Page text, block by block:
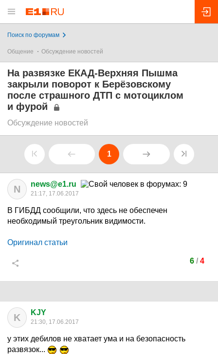
Поиск по форумам
Общение Обсуждение новостей
На развязке ЕКАД-Верхняя Пышма
закрыли поворот к Берёзовскому
после страшного ДТП с мотоциклом
и фурой
Обсуждение новостей
1
N news@e1.ru
21:17, 17.06.2017
В ГИБДД сообщили, что здесь не обеспечен
необходимый треугольник видимости.
Оригинал статьи
6/ 4
K KJY
21:30, 17.06.2017
у этих дебилов не хватает ума и на безопасность
развязок...